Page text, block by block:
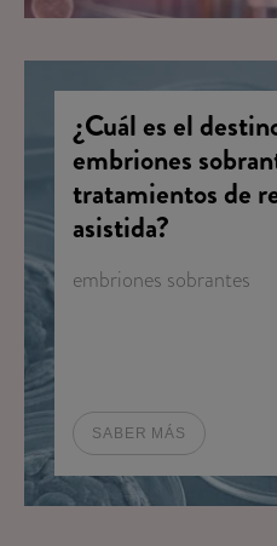
¿Cuál es el
embriones
tratamientos de
asistida?
embriones sobrantes
SABER MÁS